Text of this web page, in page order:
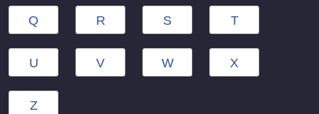
Q R S T
U V W X
Z